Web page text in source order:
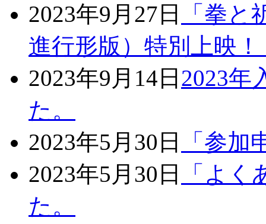
2023年9月27日
「拳
進行形版）特別上映！
2023年9月14日 2023年
た。
2023年5月30日
「参
2023年5月30日
「よ
た。